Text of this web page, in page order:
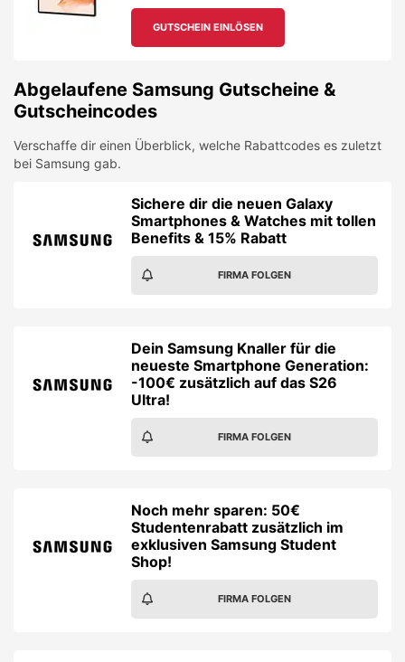
GUTSCHEIN EINLÖSEN
Abgelaufene Samsung Gutscheine &
Gutscheincodes
Verschaffe dir einen Überblick, welche Rabattcodes es zuletzt
bei Samsung gab.
Sichere dir die neuen Galaxy
Smartphones & Watches mit tollen
Benefits & 15% Rabatt
FIRMA FOLGEN
Dein Samsung Knaller für die
neueste Smartphone Generation:
-100€ zusätzlich auf das S26
Ultra!
FIRMA FOLGEN
Noch mehr sparen: 50€
Studentenrabatt zusätzlich im
exklusiven Samsung Student
Shop!
FIRMA FOLGEN